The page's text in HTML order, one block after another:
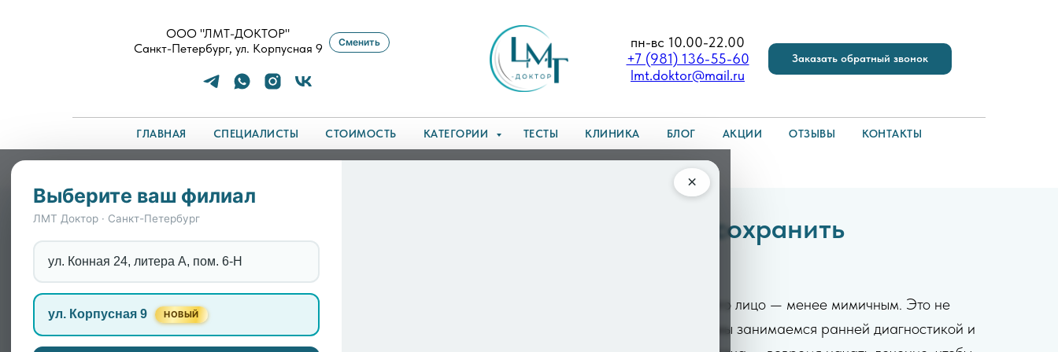
ООО "ЛМТ-ДОКТОР"
Санкт-Петербург, ул. Корпусная 9
Сменить
пн-вс 10.00-22.00
+7 (981) 136-55-60
lmt.doktor@mail.ru
Заказать обратный звонок
ГЛАВНАЯ СПЕЦИАЛИСТЫ СТОИМОСТЬ КАТЕГОРИИ ТЕСТЫ КЛИНИКА БЛОГ АКЦИИ ОТЗЫВЫ КОНТАКТЫ
×
Выберите ваш филиал
ЛМТ Доктор · Санкт-Петербург
ул. Конная 24, литера А, пом. 6-Н
ул. Корпусная 9 НОВЫЙ
Болезнь Паркинсона: как распознать симптомы и сохранить
способность двигаться
Болезнь Паркинсона часто начинается незаметно: человек просто становится чуть медленнее, а его лицо — менее мимичным. Это не
просто «старость», а гибель клеток мозга, отвечающих за дофамин. В рамках этого
мы занимаемся ранней диагностикой и